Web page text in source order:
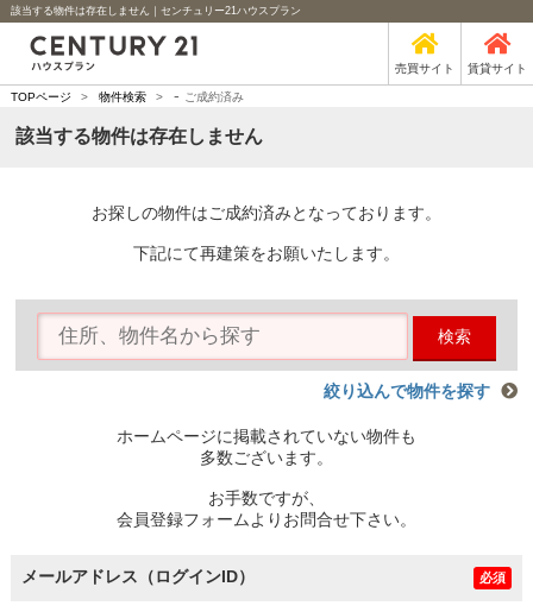
該当する物件は存在しません｜センチュリー21ハウスプラン
売買サイト 賃貸サイト
TOPページ > 物件検索 > - ご成約済み
該当する物件は存在しません
お探しの物件はご成約済みとなっております。
下記にて再建策をお願いたします。
検索
絞り込んで物件を探す
ホームページに掲載されていない物件も
多数ございます。
お手数ですが、
会員登録フォームよりお問合せ下さい。
メールアドレス（ログインID） 必須